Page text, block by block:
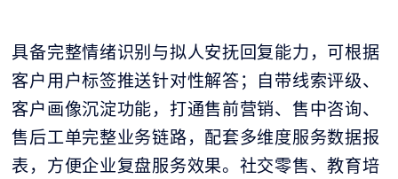
具备完整情绪识别与拟人安抚回复能力，可根据
客户用户标签推送针对性解答；自带线索评级、
客户画像沉淀功能，打通售前营销、售中咨询、
售后工单完整业务链路，配套多维度服务数据报
表，方便企业复盘服务效果。社交零售、教育培